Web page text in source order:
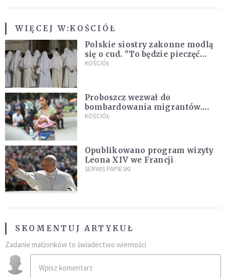
WIĘCEJ W:KOŚCIÓŁ
Polskie siostry zakonne modlą
się o cud. "To będzie pieczęć
Pana Boga dla naszej wiary"
KOŚCIÓŁ
Proboszcz wezwał do
bombardowania migrantów.
"Masowy ogień przeciwko
KOŚCIÓŁ
Opublikowano program wizyty
Leona XIV we Francji
SERWIS PAPIESKI
SKOMENTUJ ARTYKUŁ
Zadanie małżonków to świadectwo wierności